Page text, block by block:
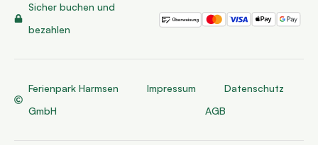
Sicher buchen und
bezahlen
Ferienpark Harmsen
GmbH
Impressum
Datenschutz
AGB